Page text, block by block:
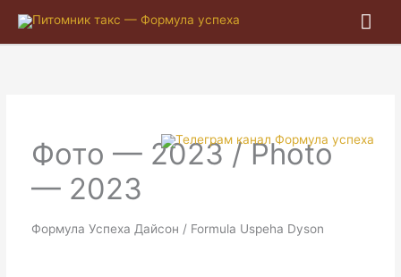
Фото — 2023 / Photo
— 2023
Формула Успеха Дайсон / Formula Uspeha Dyson